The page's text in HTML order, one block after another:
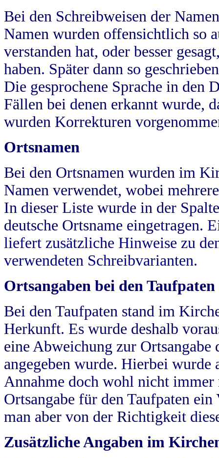
Bei den Schreibweisen der
Namen wurden offensichtlich so
verstanden hat, oder besser
haben. Später dann so
Die gesprochene Sprache in
Fällen bei denen erkannt wurde,
wurden Korrekturen
Ortsnamen
Bei den Ortsnamen wurden im
Namen verwendet, wobei
In dieser Liste wurde in der
deutsche Ortsname eingetragen.
liefert zusätzliche Hinweise zu
verwendeten Schreibvarianten.
Ortsangaben bei den Taufpaten
Bei den Taufpaten stand im
Herkunft. Es wurde deshalb
eine Abweichung zur
angegeben wurde. Hierbei wurde
Annahme doch wohl nicht
Ortsangabe für den Taufpaten
man aber von der Richtigkeit
Zusätzliche Angaben im